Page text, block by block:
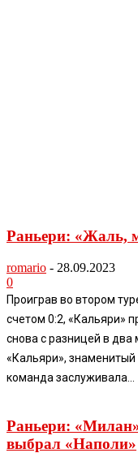
Раньери: «Жаль,
romario - 28.09.2023
0
Проиграв во втором
счетом 0:2, «Кальяри»
снова с разницей в два
«Кальяри», знаменитый
команда заслуживала...
Раньери: «Милан»
выбрал «Наполи»